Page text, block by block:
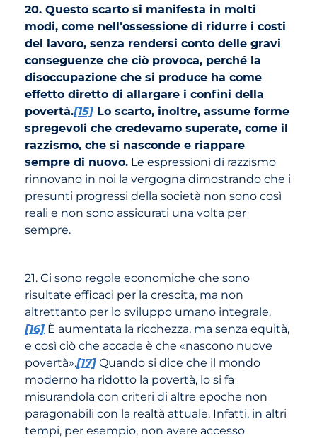
20. Questo scarto si manifesta in molti
modi, come nell’ossessione di ridurre i costi
del lavoro, senza rendersi conto delle gravi
conseguenze che ciò provoca, perché la
disoccupazione che si produce ha come
effetto diretto di allargare i confini della
povertà.[15] Lo scarto, inoltre, assume forme
spregevoli che credevamo superate, come il
razzismo, che si nasconde e riappare
sempre di nuovo. Le espressioni di razzismo
rinnovano in noi la vergogna dimostrando che i
presunti progressi della società non sono così
reali e non sono assicurati una volta per
sempre.
21. Ci sono regole economiche che sono
risultate efficaci per la crescita, ma non
altrettanto per lo sviluppo umano integrale.
[16] È aumentata la ricchezza, ma senza equità,
e così ciò che accade è che «nascono nuove
povertà».[17]Quando si dice che il mondo
moderno ha ridotto la povertà, lo si fa
misurandola con criteri di altre epoche non
paragonabili con la realtà attuale. Infatti, in altri
tempi, per esempio, non avere accesso